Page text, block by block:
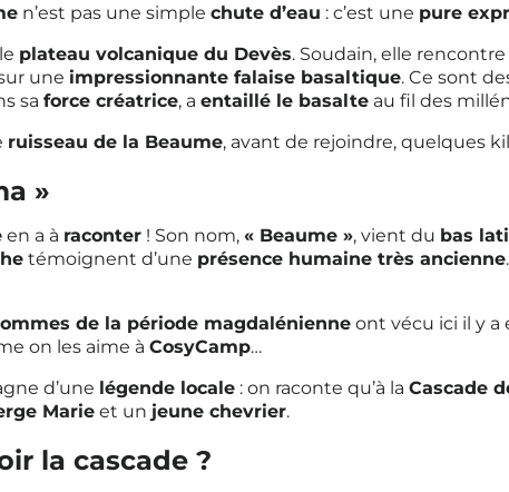
n’est pas une simple chute d’eau : c’est une pure
plateau volcanique du Devès. Soudain, elle
une impressionnante falaise basaltique. Ce sont
sa force créatrice, a entaillé le basalte au fil des
ruisseau de la Beaume, avant de rejoindre, quelques
»
en a à raconter ! Son nom, « Beaume », vient du bas
témoignent d’une présence humaine très ancienne
de la période magdalénienne ont vécu ici il y a
on les aime à CosyCamp…
d’une légende locale : on raconte qu’à la Cascade
Marie et un jeune chevrier.
la cascade ?